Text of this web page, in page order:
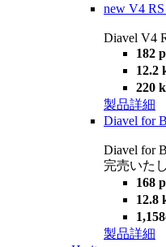
new V4
Diavel V4
182
12.2
220
製品詳細
Diavel for
Diavel for
完売いた
168
12.8
製品詳細